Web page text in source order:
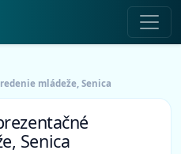
mládeže, Senica
Senica